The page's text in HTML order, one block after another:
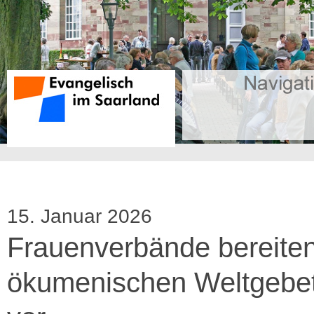
15. Januar 2026
Frauenverbände
ökumenischen